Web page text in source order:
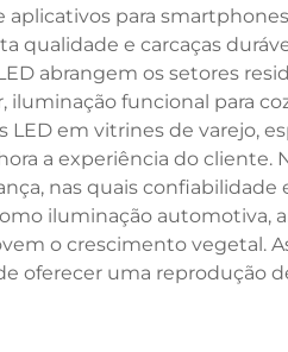
para
qualidade e carcaças
abrangem os setores
iluminação funcional para
LED em vitrines de varejo,
a experiência do cliente.
nas quais
iluminação
o crescimento vegetal.
oferecer uma reprodução